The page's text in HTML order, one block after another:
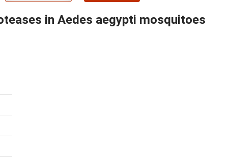
in Aedes aegypti mosquitoes